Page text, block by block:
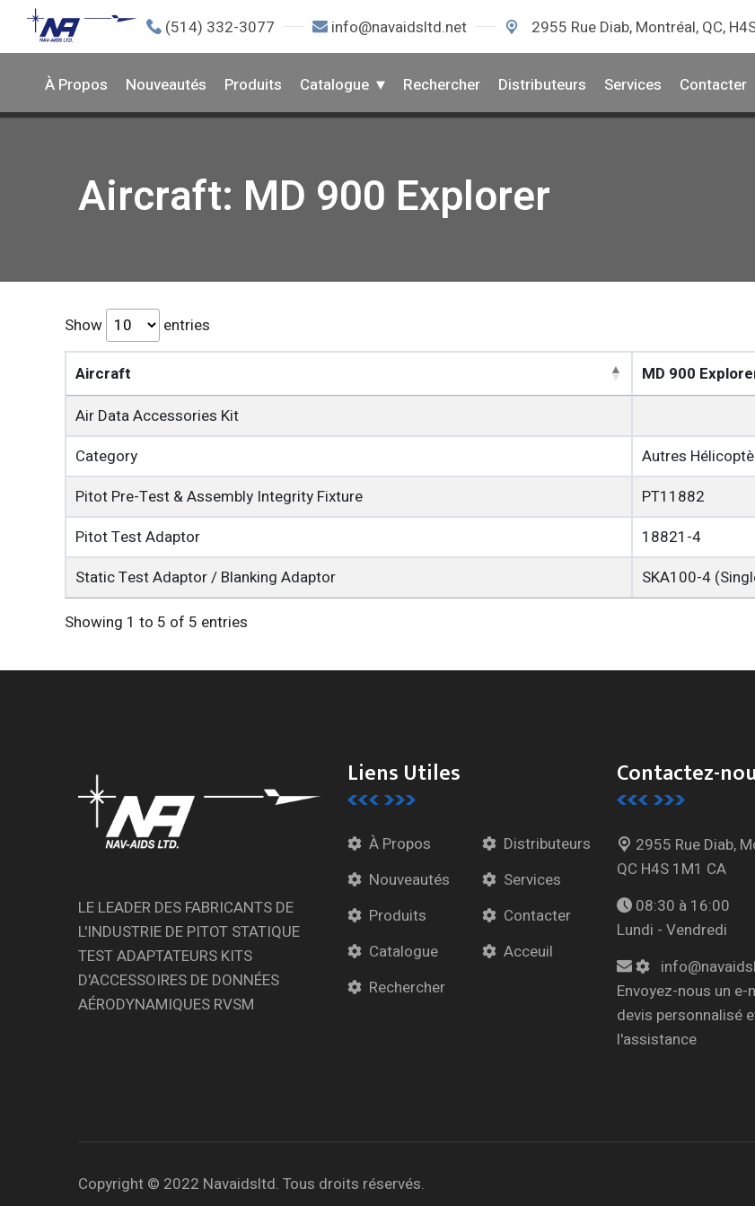
(514) 332-3077 info@navaidsltd.net 2955 Rue Diab, Montréal, QC,
À Propos Nouveautés Produits Catalogue Rechercher Distributeurs Services Contacter
Aircraft: MD 900 Explorer
Show entries
Aircraft
MD 900
Air Data Accessories Kit
Category
Autres
Pitot Pre-Test & Assembly Integrity Fixture
PT11882
Pitot Test Adaptor
18821-4
Static Test Adaptor / Blanking Adaptor
SKA100-4
Showing 1 to 5 of 5 entries
LE LEADER DES FABRICANTS DE
L'INDUSTRIE DE PITOT STATIQUE
TEST ADAPTATEURS KITS
D'ACCESSOIRES DE DONNÉES
AÉRODYNAMIQUES RVSM
Liens Utiles
À Propos
Nouveautés
Produits
Catalogue
Rechercher
Distributeurs
Services
Contacter
Acceuil
Contactez-
2955 Rue Diab,
QC H4S 1M1 CA
08:30 à 16:00
Lundi - Vendredi
Envoyez-nous un e-
devis personnalisé
l'assistance
Copyright © 2022 Navaidsltd. Tous droits réservés.